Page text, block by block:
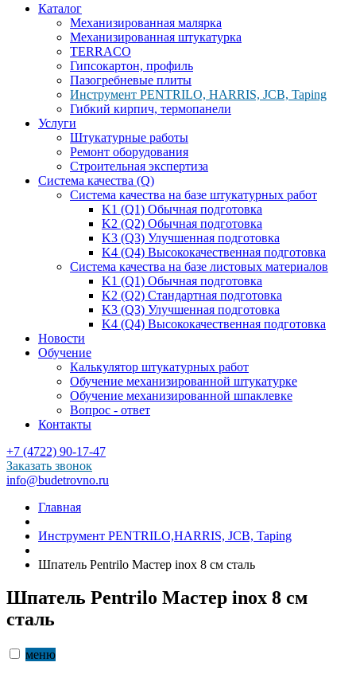
Каталог
Механизированная малярка
Механизированная штукатурка
TERRACO
Гипсокартон, профиль
Пазогребневые плиты
Инструмент PENTRILO, HARRIS, JCB, Taping
Гибкий кирпич, термопанели
Услуги
Штукатурные работы
Ремонт оборудования
Строительная экспертиза
Система качества (Q)
Система качества на базе штукатурных работ
K1 (Q1) Обычная подготовка
K2 (Q2) Обычная подготовка
K3 (Q3) Улучшенная подготовка
K4 (Q4) Высококачественная подготовка
Система качества на базе листовых материалов
K1 (Q1) Обычная подготовка
K2 (Q2) Стандартная подготовка
K3 (Q3) Улучшенная подготовка
K4 (Q4) Высококачественная подготовка
Новости
Обучение
Калькулятор штукатурных работ
Обучение механизированной штукатурке
Обучение механизированной шпаклевке
Вопрос - ответ
Контакты
+7 (4722) 90-17-47
Заказать звонок
info@budetrovno.ru
Главная
Инструмент PENTRILO,HARRIS, JCB, Taping
Шпатель Pentrilo Мастер inox 8 см сталь
Шпатель Pentrilo Мастер inox 8 см
сталь
меню